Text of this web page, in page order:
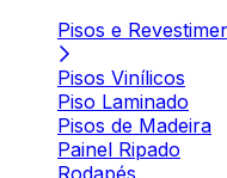
Pisos e
Pisos Vinílicos
Piso Laminado
Pisos de Madeira
Painel Ripado
Rodapés